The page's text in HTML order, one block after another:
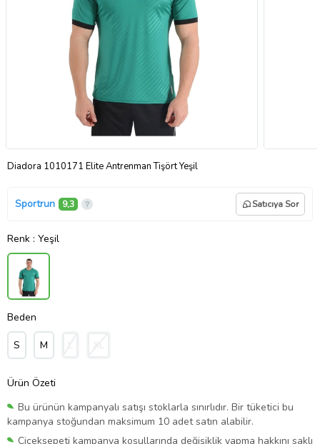
Diadora 1010171 Elite Antrenman Tişört Yeşil
Sportrun 9,3 Satıcıya Sor
Renk : Yeşil
Beden
S M L XL
Ürün Özeti
Bu ürünün kampanyalı satışı stoklarla sınırlıdır. Bir tüketici bu
kampanya stoğundan maksimum 10 adet satın alabilir.
Çiçeksepeti kampanya koşullarında değişiklik yapma hakkını saklı